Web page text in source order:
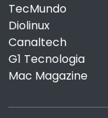
TecMundo
Diolinux
Canaltech
G1 Tecnologia
Mac Magazine